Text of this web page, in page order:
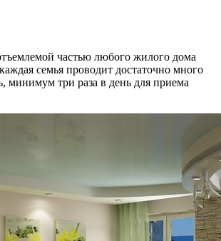
частью любого жилого дома
семья проводит достаточно много
минимум три раза в день для приема